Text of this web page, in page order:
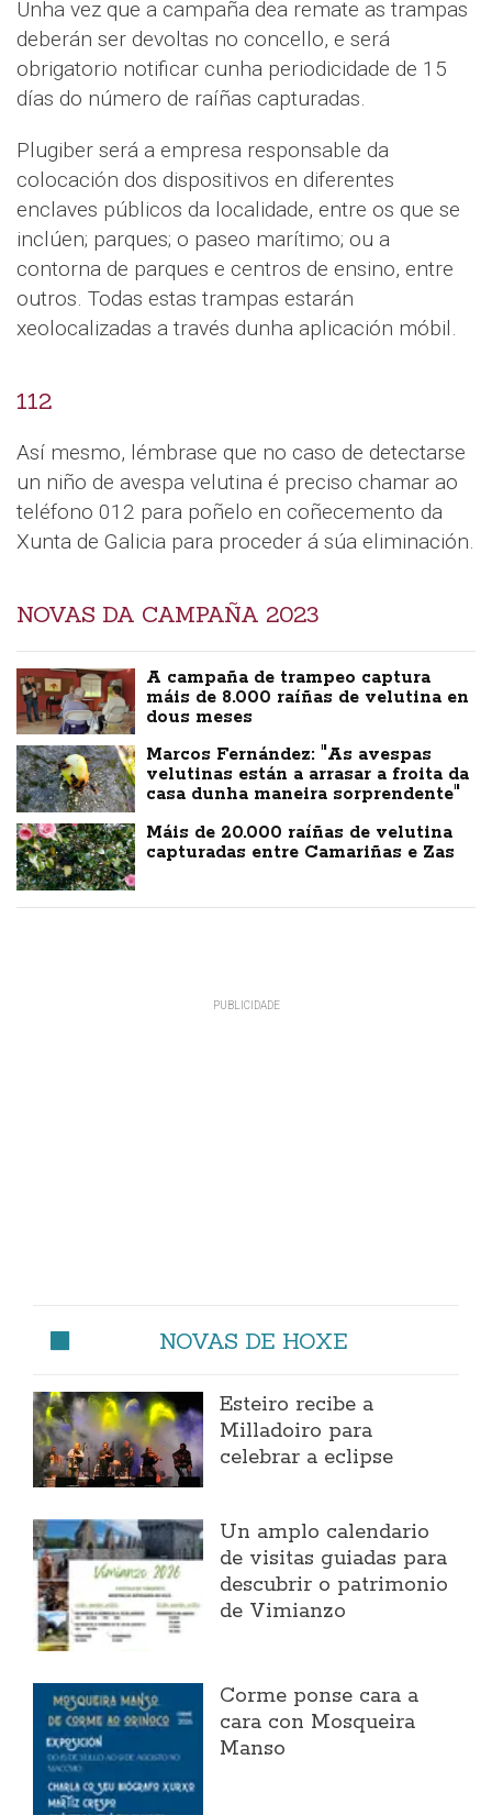
Unha vez que a campaña dea remate as trampas
deberán ser devoltas no concello, e será
obrigatorio notificar cunha periodicidade de 15
días do número de raíñas capturadas.
Plugiber será a empresa responsable da
colocación dos dispositivos en diferentes
enclaves públicos da localidade, entre os que se
inclúen; parques; o paseo marítimo; ou a
contorna de parques e centros de ensino, entre
outros. Todas estas trampas estarán
xeolocalizadas a través dunha aplicación móbil.
112
Así mesmo, lémbrase que no caso de detectarse
un niño de avespa velutina é preciso chamar ao
teléfono 012 para poñelo en coñecemento da
Xunta de Galicia para proceder á súa eliminación.
NOVAS DA CAMPAÑA 2023
A campaña de trampeo captura
máis de 8.000 raíñas de velutina en
dous meses
Marcos Fernández: "As avespas
velutinas están a arrasar a froita da
casa dunha maneira sorprendente"
Máis de 20.000 raíñas de velutina
capturadas entre Camariñas e Zas
NOVAS DE HOXE
Esteiro recibe a
Milladoiro para
celebrar a eclipse
Un amplo calendario
de visitas guiadas para
descubrir o patrimonio
de Vimianzo
Corme ponse cara a
cara con Mosqueira
Manso